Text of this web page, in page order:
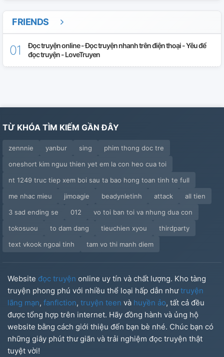
FRIENDS
Đọc truyện online - Đọc truyện nhanh trên điện thoại - Yêu để
đọc truyện - LoveTruyen
TỪ KHÓA TÌM KIẾM GẦN ĐÂY
zennnie yanbur sing
phim thong doc tre
oneshort kim nguu thien yet em la con heo cua toi
nt 1249 truc tiep xem boi sau ta bao hong toan tinh te full
me nhac mieu
jimoagie beadynletinh attack
all tien
3 sad ending se
012
vo toi ban toi va nhung dua con
tokosuou
to dam dang tieuchien xyou
thirdparty
text vkook ngoai tinh
tam vo thi manh diem
Website đọc truyện online uy tín và chất lượng. Kho tàng
truyện phong phú với nhiều thể loại hấp dẫn nhưtruyện
lãng mạn, fanfiction, truyện teen và huyền ảo, tất cả đều
được tổng hợp trên internet. Hãy đồng hành và ủng hộ
website bằng cách giới thiệu đến bạn bè nhé. Chúc bạn có
những giây phút thư giãn và trải nghiệm đọc truyện thật
tuyệt vời!